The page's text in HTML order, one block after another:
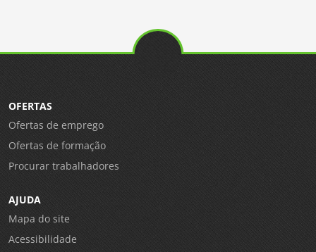
OFERTAS
Ofertas de emprego
Ofertas de formação
Procurar trabalhadores
AJUDA
Mapa do site
Acessibilidade